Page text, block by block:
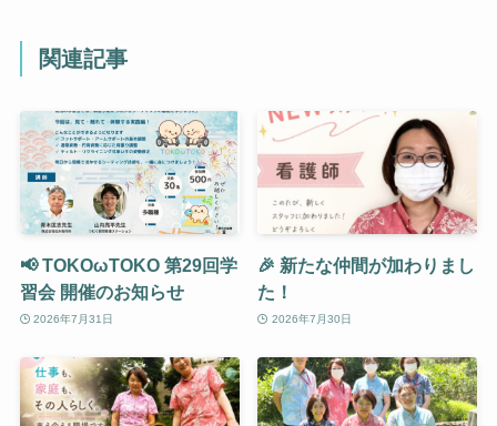
関連記事
📢 TOKOωTOKO 第29回学
習会 開催のお知らせ
2026年7月31日
🎉 新たな仲間が加わりまし
た！
2026年7月30日